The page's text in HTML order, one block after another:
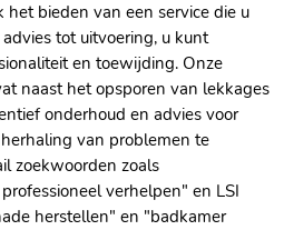
het bieden van een service die u
tot uitvoering, u kunt
en toewijding. Onze
naast het opsporen van lekkages
onderhoud en advies voor
van problemen te
zoekwoorden zoals
verhelpen" en LSI
herstellen" en "badkamer